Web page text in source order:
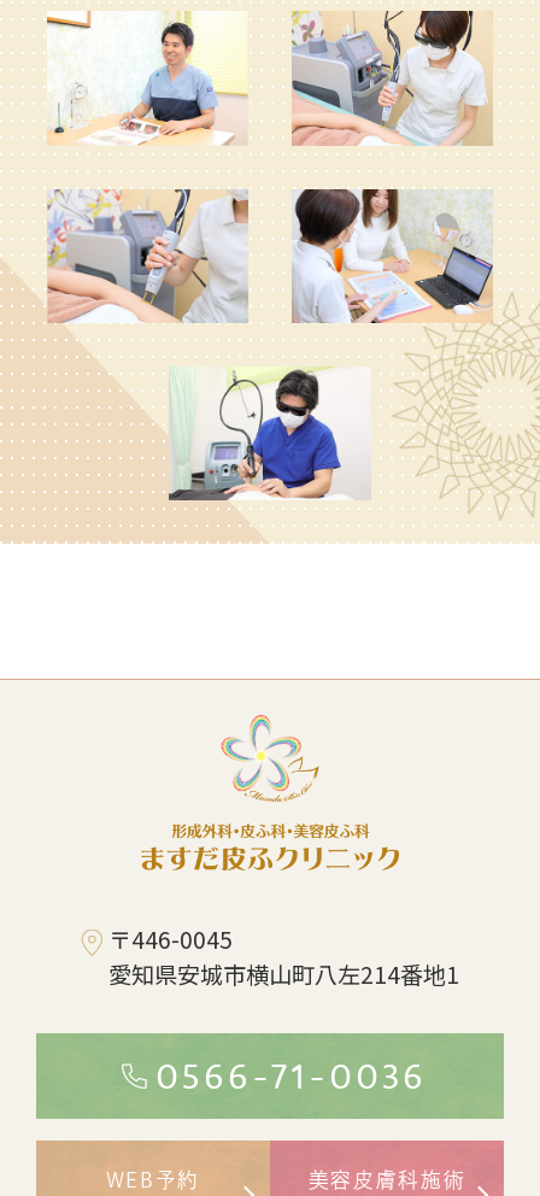
〒446-0045
愛知県安城市横山町八左214番地1
0566-71-0036
WEB予約
美容皮膚科施術